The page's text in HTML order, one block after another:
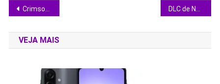
Navegação
de
Post
Crimson Desert: 10 mecânicas escondidas que transformam sua experiência no RPG medieval
VEJA MAIS